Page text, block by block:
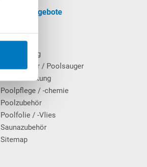
Unsere Angebote
Pool
Poolheizung
Poolroboter / Poolsauger
Poolabdeckung
Poolpflege / -chemie
Poolzubehör
Poolfolie / -Vlies
Saunazubehör
Sitemap